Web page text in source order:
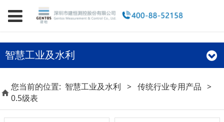
智慧工业及水利
您当前的位置: 智慧工业及水利 > 传统行业专用产品 >
0.5级表